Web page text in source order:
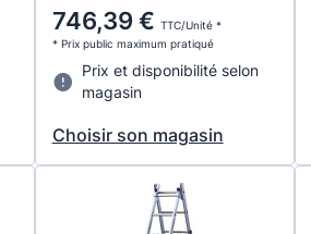
746,39 € TTC/Unité *
* Prix public maximum pratiqué
Prix et disponibilité selon
magasin
Choisir son magasin